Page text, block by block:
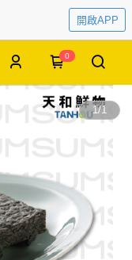
開啟APP
0
1/1